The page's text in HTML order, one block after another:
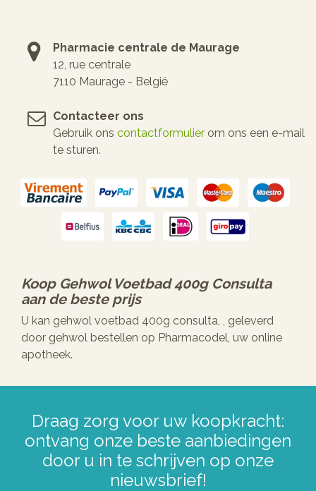
Pharmacie centrale de Maurage
12, rue centrale
7110 Maurage - België
Contacteer ons
Gebruik ons contactformulier om ons een e-mail
te sturen.
Koop Gehwol Voetbad 400g Consulta
aan de beste prijs
U kan gehwol voetbad 400g consulta, , geleverd
door gehwol bestellen op Pharmacodel, uw online
apotheek.
Draag zorg voor uw koopkracht:
ontvang onze beste aanbiedingen
door u in te schrijven op onze
nieuwsbrief!